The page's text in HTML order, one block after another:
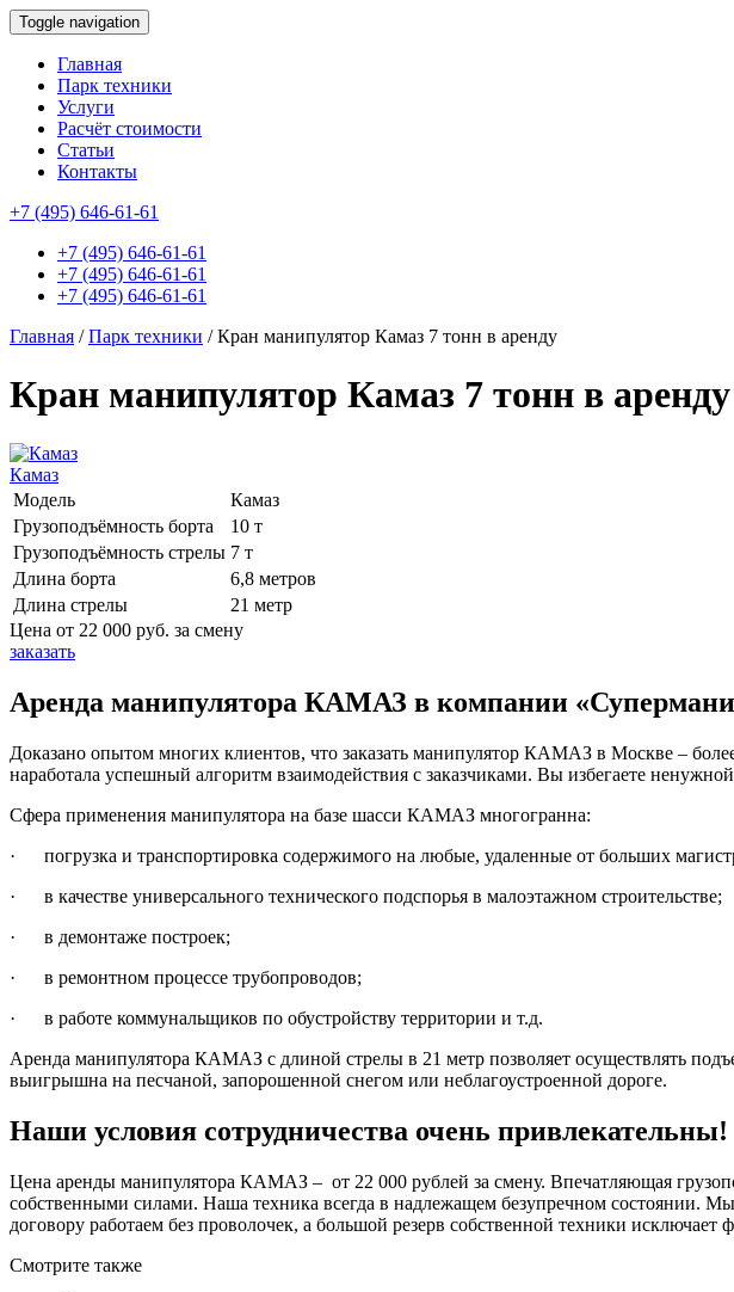
Toggle navigation
Главная
Парк техники
Услуги
Расчёт стоимости
Статьи
Контакты
id this page is: 1415
+7 (495) 646-61-61
+7 (495) 646-61-61
+7 (495) 646-61-61
+7 (495) 646-61-61
Главная /Парк техники /Кран манипулятор Камаз 7 тонн в аренду
Кран манипулятор Камаз 7 тонн в аренду
Камаз
Модель
Камаз
Грузоподъёмность борта
10 т
Грузоподъёмность стрелы 7 т
Длина борта
6,8 метров
Длина стрелы
21 метр
Цена от 22 000 руб. за смену
заказать
Аренда манипулятора КАМАЗ в компании
Доказано опытом многих клиентов, что заказать манипулятор КАМАЗ в Москве –
наработала успешный алгоритм взаимодействия с заказчиками. Вы избегаете
Сфера применения манипулятора на базе шасси КАМАЗ многогранна:
· погрузка и транспортировка содержимого на любые, удаленные от больших
· в качестве универсального технического подспорья в малоэтажном строительстве;
· в демонтаже построек;
· в ремонтном процессе трубопроводов;
· в работе коммунальщиков по обустройству территории и т.д.
Аренда манипулятора КАМАЗ с длиной стрелы в 21 метр позволяет осуществлять
выигрышна на песчаной, запорошенной снегом или неблагоустроенной дороге.
Наши условия сотрудничества очень
Цена аренды манипулятора КАМАЗ – от 22 000 рублей за смену. Впечатляющая
собственными силами. Наша техника всегда в надлежащем безупречном состоянии.
договору работаем без проволочек, а большой резерв собственной техники исключает
Смотрите также